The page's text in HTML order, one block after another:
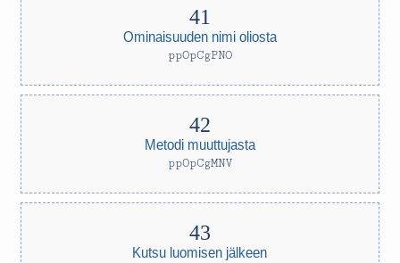
Ominaisuuden nimi oliosta
ppOpCgPNO
Metodi muuttujasta
ppOpCgMNV
Kutsu luomisen jälkeen